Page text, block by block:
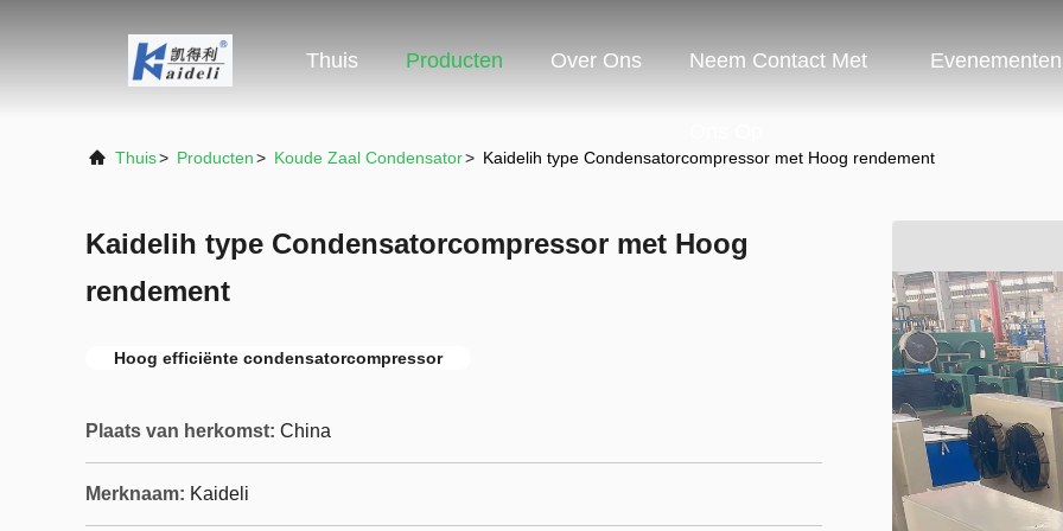
Thuis Producten Over Ons Neem Contact Met Evenementen
Thuis> Producten> Koude Zaal Condensator> Kaidelih type Condensatorcompressor met Hoog rendement
Kaidelih type Condensatorcompressor met Hoog
rendement
Hoog efficiënte condensatorcompressor
Plaats van herkomst: China
Merknaam: Kaideli